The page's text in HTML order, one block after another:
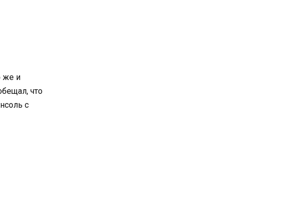
же и
что
с